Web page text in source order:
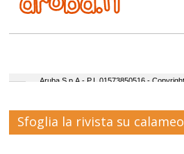
Sfoglia la rivista su calameo